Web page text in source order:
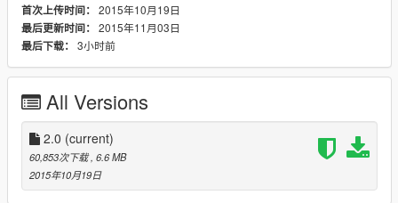
首次上传时间： 2015年10月19日
最后更新时间： 2015年11月03日
最后下载： 3小时前
All Versions
2.0 (current)
60,853次下载 , 6.6 MB
2015年10月19日